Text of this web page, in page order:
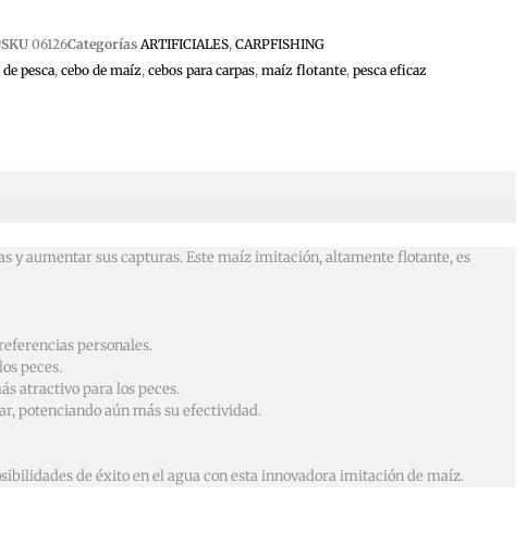
SKU 06126Categorías ARTIFICIALES, CARPFISHING
pesca, cebo de maíz, cebos para carpas, maíz flotante, pesca eficaz
y aumentar sus capturas. Este maíz imitación, altamente flotante, es
personales.
peces.
atractivo para los peces.
potenciando aún más su efectividad.
de éxito en el agua con esta innovadora imitación de maíz.